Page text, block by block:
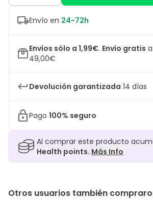
Envío en 24-72h
Envíos sólo a 1,99€. Envío gratis
49,00€
Devolución garantizada 14 días
Pago 100% seguro
Al comprar este producto
Health points. Más Info
Otros usuarios también